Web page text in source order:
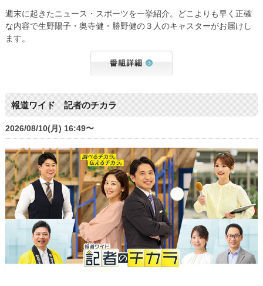
週末に起きたニュース・スポーツを一挙紹介。どこよりも早く正確
な内容で生野陽子・奥寺健・勝野健の３人のキャスターがお届けし
ます。
報道ワイド 記者のチカラ
2026/08/10(月) 16:49〜